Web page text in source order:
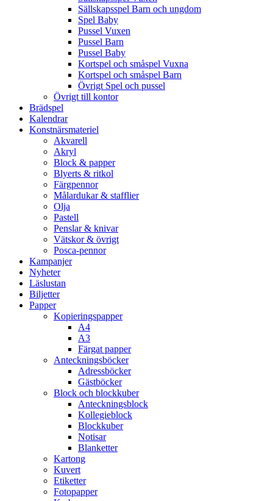
Sällskapsspel Barn och ungdom
Spel Baby
Pussel Vuxen
Pussel Barn
Pussel Baby
Kortspel och småspel Vuxna
Kortspel och småspel Barn
Övrigt Spel och pussel
Övrigt till kontor
Brädspel
Kalendrar
Konstnärsmateriel
Akvarell
Akryl
Block & papper
Blyerts & ritkol
Färgpennor
Målardukar & stafflier
Olja
Pastell
Penslar & knivar
Vätskor & övrigt
Posca-pennor
Kampanjer
Nyheter
Läslustan
Biljetter
Papper
Kopieringspapper
A4
A3
Färgat papper
Anteckningsböcker
Adressböcker
Gästböcker
Block och blockkuber
Anteckningsblock
Kollegieblock
Blockkuber
Notisar
Blanketter
Kartong
Kuvert
Etiketter
Fotopapper